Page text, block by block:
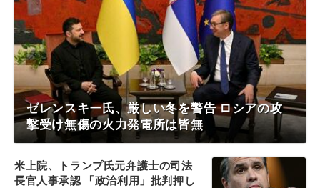
ゼレンスキー氏、厳しい冬を警告 ロシアの攻
撃受け無傷の火力発電所は皆無
米上院、トランプ氏元弁護士の司法
長官人事承認 「政治利用」批判押し